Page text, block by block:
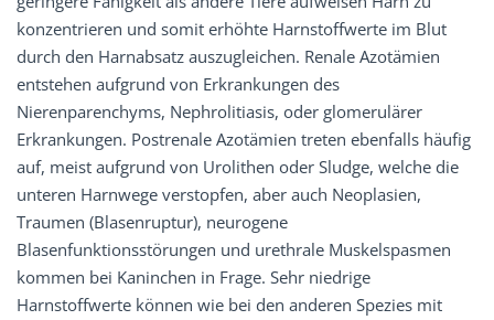
konzentrieren und somit erhöhte Harnstoffwerte im Blut
durch den Harnabsatz auszugleichen. Renale Azotämien
entstehen aufgrund von Erkrankungen des
Nierenparenchyms, Nephrolitiasis, oder glomerulärer
Erkrankungen. Postrenale Azotämien treten ebenfalls häufig
auf, meist aufgrund von Urolithen oder Sludge, welche die
unteren Harnwege verstopfen, aber auch Neoplasien,
Traumen (Blasenruptur), neurogene
Blasenfunktionsstörungen und urethrale Muskelspasmen
kommen bei Kaninchen in Frage. Sehr niedrige
Harnstoffwerte können wie bei den anderen Spezies mit